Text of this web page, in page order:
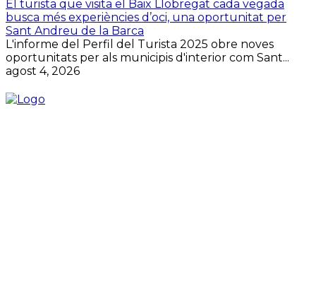
El turista que visita el Baix Llobregat cada vegada
busca més experiències d’oci, una oportunitat per
Sant Andreu de la Barca
L'informe del Perfil del Turista 2025 obre noves
oportunitats per als municipis d'interior com Sant...
agost 4, 2026